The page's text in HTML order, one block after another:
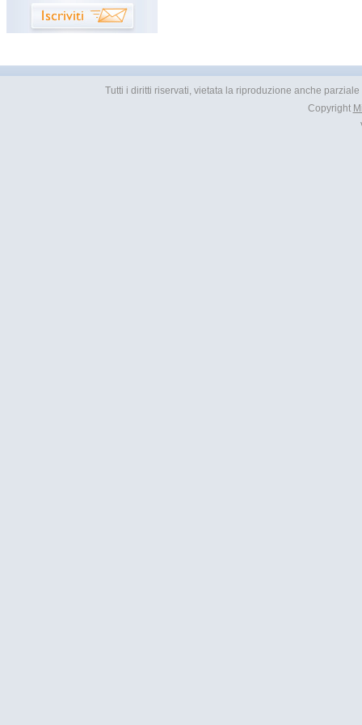
Tutti i diritti riservati, vietata la riproduzione anche
Copyright